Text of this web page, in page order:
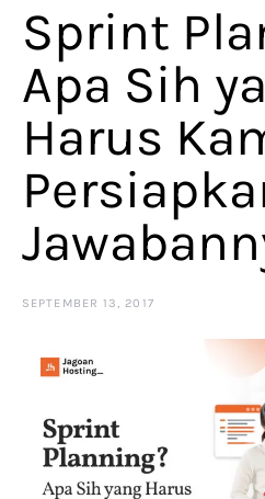
Sprint
Apa Sih
Harus
SEPTEMBER 13, 2017